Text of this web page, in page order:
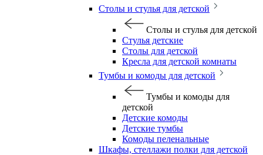
Столы и стулья для детской
Столы и стулья для детской
Стулья детские
Столы для детской
Кресла для детской комнаты
Тумбы и комоды для детской
Тумбы и комоды для
детской
Детские комоды
Детские тумбы
Комоды пеленальные
Шкафы, стеллажи полки для детской